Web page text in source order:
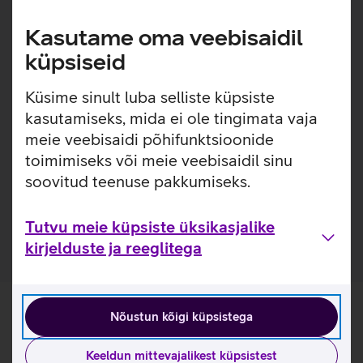
Kasutame oma veebisaidil
küpsiseid
Küsime sinult luba selliste küpsiste
kasutamiseks, mida ei ole tingimata vaja
meie veebisaidi põhifunktsioonide
toimimiseks või meie veebisaidil sinu
soovitud teenuse pakkumiseks.
Tutvu meie küpsiste üksikasjalike
kirjelduste ja reeglitega
Nõustun kõigi küpsistega
Keeldun mittevajalikest küpsistest
Lisainfo
MagSafe - ülim mugavus ja kvaliteet käivad
käsikäes.
millel on sisseehitatud MagSafe magnetid, mis muudavad
ümbrise kinnitamise ja eemaldamise väga lihtsaks.
Ümbrise seespool on pehme mikrokiust vooder, mis tagab
telefonile veelgi suurema kaitse. Ümbrisega on võimalik
kasutada Qi või MagSafe juhtmevaba laadimist ilma seda
eemaldamata. Lisaks saab ümbrise tagaküljele mugavalt